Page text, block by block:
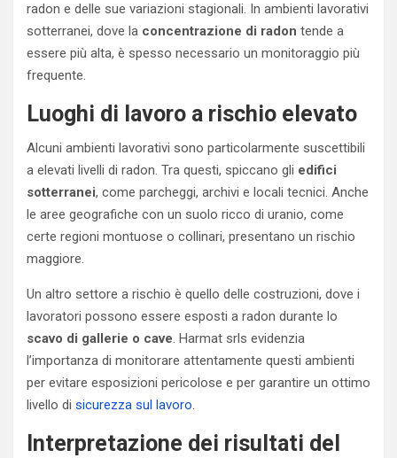
radon e delle sue variazioni stagionali. In ambienti lavorativi
sotterranei, dove la concentrazione di radon tende a
essere più alta, è spesso necessario un monitoraggio più
frequente.
Luoghi di lavoro a rischio elevato
Alcuni ambienti lavorativi sono particolarmente suscettibili
a elevati livelli di radon. Tra questi, spiccano gli edifici
sotterranei, come parcheggi, archivi e locali tecnici. Anche
le aree geografiche con un suolo ricco di uranio, come
certe regioni montuose o collinari, presentano un rischio
maggiore.
Un altro settore a rischio è quello delle costruzioni, dove i
lavoratori possono essere esposti a radon durante lo
scavo di gallerie o cave. Harmat srls evidenzia
l’importanza di monitorare attentamente questi ambienti
per evitare esposizioni pericolose e per garantire un ottimo
livello di sicurezza sul lavoro.
Interpretazione dei risultati del